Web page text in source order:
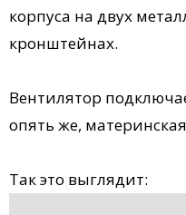
корпуса на двух
кронштейнах.
Вентилятор
опять же,
Так это выглядит: